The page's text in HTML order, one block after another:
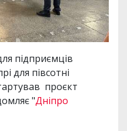
підприємців
для півсотні
проєкт
"Дніпро